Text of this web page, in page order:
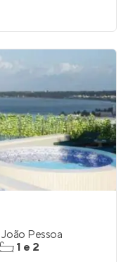
João Pessoa
1 e 2